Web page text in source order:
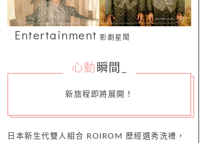
Entertainment 影劇星聞
心動 瞬間
新旅程即將展開！
日本新生代雙人組合 ROIROM 歷經選秀洗禮，